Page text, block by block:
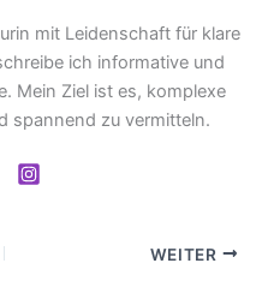
mit Leidenschaft für klare
ich informative und
Mein Ziel ist es, komplexe
spannend zu vermitteln.
WEITER